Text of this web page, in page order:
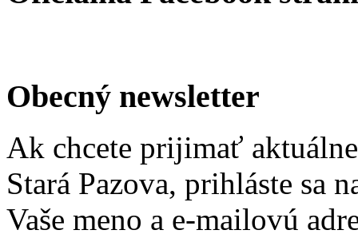
Obecný newsletter
Ak chcete prijimať
Stará Pazova, prihláste sa
Vaše meno a e-mailovú